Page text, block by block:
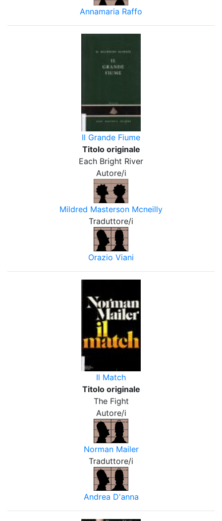
Annamaria Raffo
Il Grande Fiume
Titolo originale
Each Bright River
Autore/i
Mildred Masterson Mcneilly
Traduttore/i
Orazio Viani
Il Match
Titolo originale
The Fight
Autore/i
Norman Mailer
Traduttore/i
Andrea D'anna